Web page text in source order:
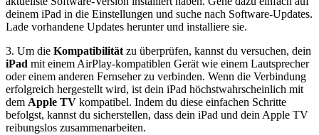
deinem iPad in die Einstellungen und suche nach Software-Updates.
Lade vorhandene Updates herunter und installiere sie.
3. Um die Kompatibilität zu überprüfen, kannst du versuchen, dein
iPad mit einem AirPlay-kompatiblen Gerät wie einem Lautsprecher
oder einem anderen Fernseher zu verbinden. Wenn die Verbindung
erfolgreich hergestellt wird, ist dein iPad höchstwahrscheinlich mit
dem Apple TV kompatibel. Indem du diese einfachen Schritte
befolgst, kannst du sicherstellen, dass dein iPad und dein Apple TV
reibungslos zusammenarbeiten.